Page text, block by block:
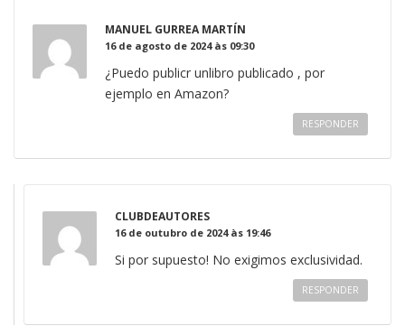
MANUEL GURREA MARTÍN
16 de agosto de 2024 às 09:30
¿Puedo publicr unlibro publicado , por
ejemplo en Amazon?
RESPONDER
CLUBDEAUTORES
16 de outubro de 2024 às 19:46
Si por supuesto! No exigimos exclusividad.
RESPONDER